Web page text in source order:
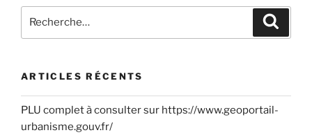
ARTICLES RÉCENTS
PLU complet à consulter sur https://www.geoportail-
urbanisme.gouv.fr/